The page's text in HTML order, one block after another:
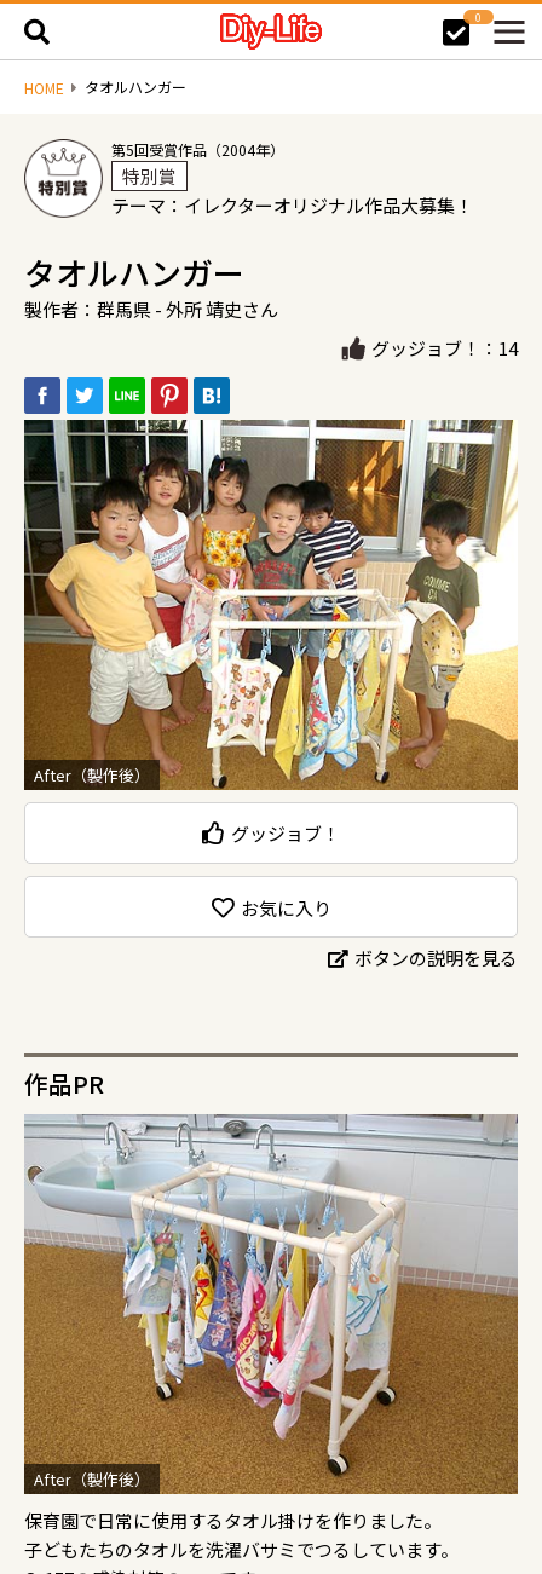
0
HOME タオルハンガー
第5回受賞作品（2004年）
特別賞
テーマ：イレクターオリジナル作品大募集！
タオルハンガー
製作者：群馬県 - 外所 靖史さん
グッジョブ！：14
After（製作後）
グッジョブ！
お気に入り
ボタンの説明を見る
作品PR
After（製作後）
保育園で日常に使用するタオル掛けを作りました。
子どもたちのタオルを洗濯バサミでつるしています。